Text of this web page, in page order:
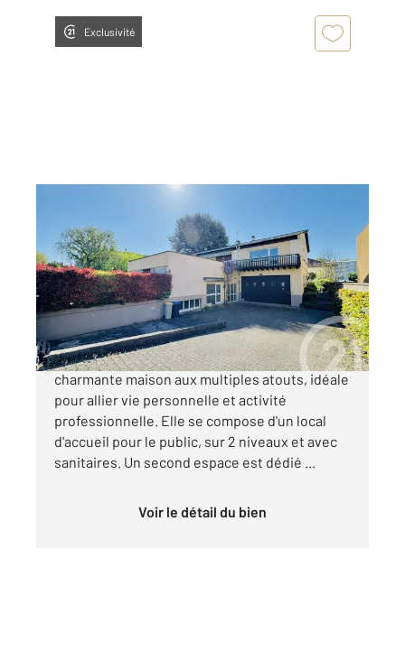
Exclusivité
113,72 m
Ref : 23994
Maison à vendre
399 000 €
NEUDORF - Zone Artisanale : Découvrez cette
charmante maison aux multiples atouts, idéale
pour allier vie personnelle et activité
professionnelle. Elle se compose d'un local
d'accueil pour le public, sur 2 niveaux et avec
sanitaires. Un second espace est dédié ...
Voir le détail du bien